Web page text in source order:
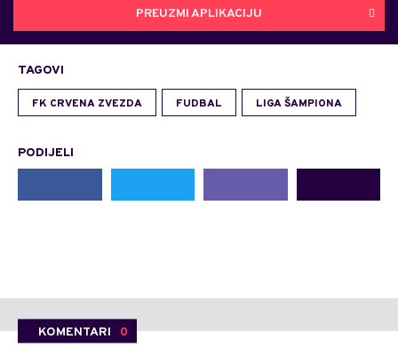
PREUZMI APLIKACIJU
TAGOVI
FK CRVENA ZVEZDA FUDBAL LIGA ŠAMPIONA
PODIJELI
KOMENTARI 0